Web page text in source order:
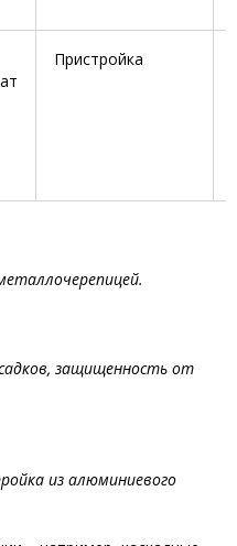
Пристройка
защищенность от
из алюминиевого